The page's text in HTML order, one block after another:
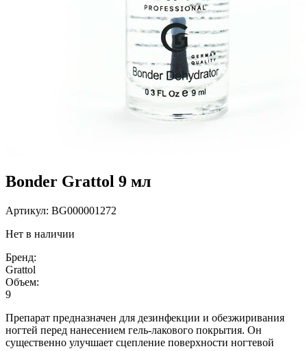
Bonder Grattol 9 мл
Артикул: BG000001272
Нет в наличии
Бренд:
Grattol
Объем:
9
Препарат предназначен для дезинфекции и обезжиривания
ногтей перед нанесением гель-лакового покрытия. Он
существенно улучшает сцепление поверхности ногтевой